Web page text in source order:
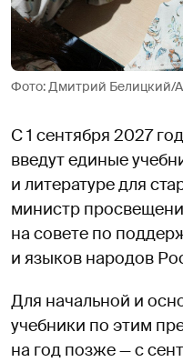
Фото: Дмитрий Белицкий/
С 1 сентября 2027
введут единые
и литературе для
министр
на совете по
и языков народов
Для начальной и
учебники по этим
на год позже — с